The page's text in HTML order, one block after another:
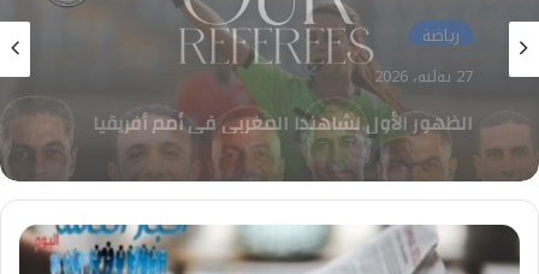
رياضة
في كأس الإنتركونتيننتال .. طاقم تحكيم مصري
بقيادة أمين عمر لإدارة مواجهة الأهلي جدة
وأوكلاند أف سي
السجين